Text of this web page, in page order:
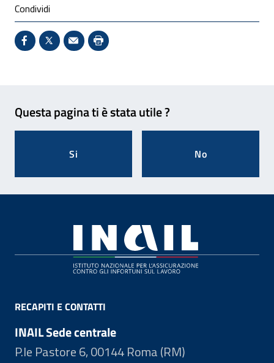
Condividi
Condividi su Facebook - Sito esterno - Apertura in
X - Sito esterno - Apertura in nuova finestra
Invio Mail: apre il programma di posta
Stampa pagina: scelta meno
Questa pagina ti è stata utile ?
Si No
RECAPITI E CONTATTI
INAIL Sede centrale
P.le Pastore 6, 00144 Roma (RM)